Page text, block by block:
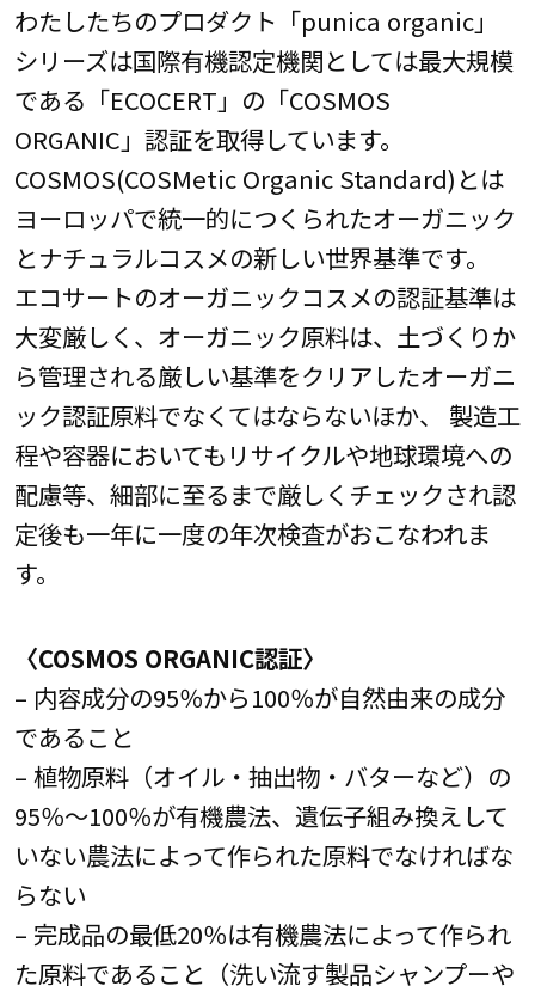
わたしたちのプロダクト「punica organic」
シリーズは国際有機認定機関としては最大規模
である「ECOCERT」の「COSMOS
ORGANIC」認証を取得しています。
COSMOS(COSMetic Organic Standard)とは
ヨーロッパで統一的につくられたオーガニック
とナチュラルコスメの新しい世界基準です。
エコサートのオーガニックコスメの認証基準は
大変厳しく、オーガニック原料は、土づくりか
ら管理される厳しい基準をクリアしたオーガニ
ック認証原料でなくてはならないほか、 製造工
程や容器においてもリサイクルや地球環境への
配慮等、細部に至るまで厳しくチェックされ認
定後も一年に一度の年次検査がおこなわれま
す。
〈COSMOS ORGANIC認証〉
– 内容成分の95％から100％が自然由来の成分
であること
– 植物原料（オイル・抽出物・バターなど）の
95％～100％が有機農法、遺伝子組み換えして
いない農法によって作られた原料でなければな
らない
– 完成品の最低20％は有機農法によって作られ
た原料であること（洗い流す製品シャンプーや